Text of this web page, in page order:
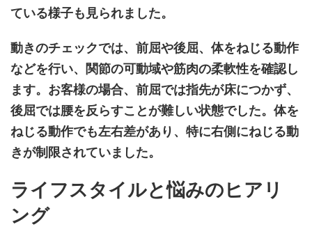
ている様子も見られました。
動きのチェックでは、前屈や後屈、体をねじる動作
などを行い、関節の可動域や筋肉の柔軟性を確認し
ます。お客様の場合、前屈では指先が床につかず、
後屈では腰を反らすことが難しい状態でした。体を
ねじる動作でも左右差があり、特に右側にねじる動
きが制限されていました。
ライフスタイルと悩みのヒアリ
ング